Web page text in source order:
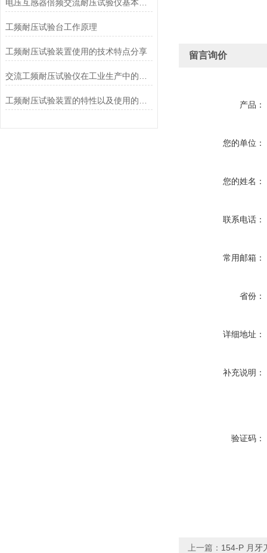
工频耐压试验台工作原理
工频耐压试验装置使用的技术特点分享 留言询价
产品：
您的单位：
您的姓名：
联系电话：
常用邮箱：
省份：
详细地址：
补充说明：
验证码：
上一篇： 154-P 月牙